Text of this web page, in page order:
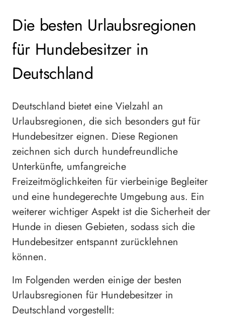
Die besten Urlaubsregionen
für Hundebesitzer in
Deutschland
Deutschland bietet eine Vielzahl an
Urlaubsregionen, die sich besonders gut für
Hundebesitzer eignen. Diese Regionen
zeichnen sich durch hundefreundliche
Unterkünfte, umfangreiche
Freizeitmöglichkeiten für vierbeinige Begleiter
und eine hundegerechte Umgebung aus. Ein
weiterer wichtiger Aspekt ist die Sicherheit der
Hunde in diesen Gebieten, sodass sich die
Hundebesitzer entspannt zurücklehnen
können.
Im Folgenden werden einige der besten
Urlaubsregionen für Hundebesitzer in
Deutschland vorgestellt: